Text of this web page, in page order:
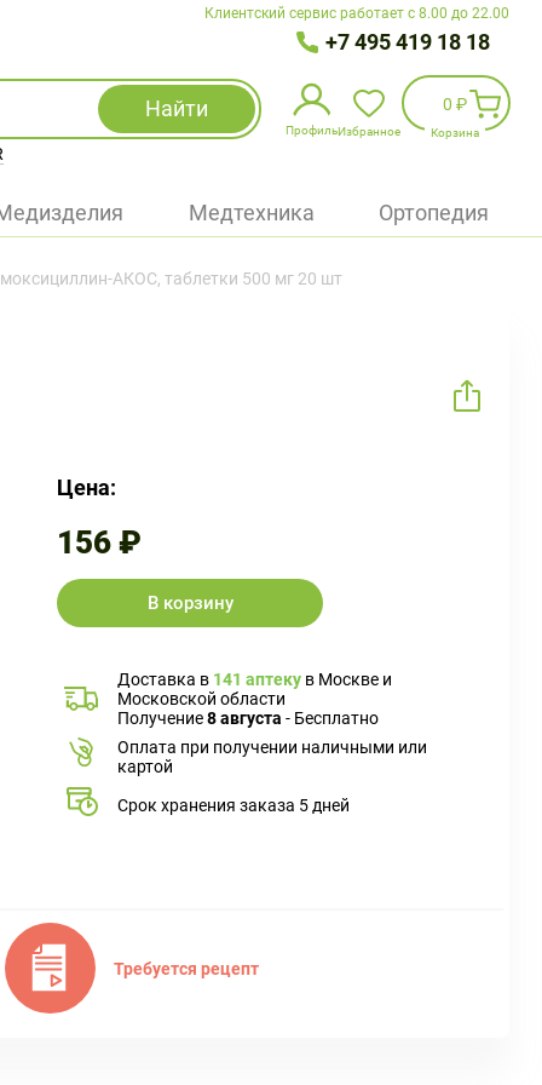
Клиентский сервис работает с 8.00 до 22.00
+7 495 419 18 18
Найти
Профиль
Избранное
Войти
Избранное
0 ₽
Корзина
Медтехника Ортопедия
АКОС, таблетки 500 мг 20 шт
Цена:
156 ₽
В корзину
Доставка в 141 аптеку в Москве и
Московской области
Получение8 августа - Бесплатно
Оплата при получении наличными или
картой
Срок хранения заказа 5 дней
Требуется рецепт